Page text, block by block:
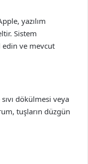
yazılım
Sistem
ve mevcut
sıvı dökülmesi veya
tuşların düzgün